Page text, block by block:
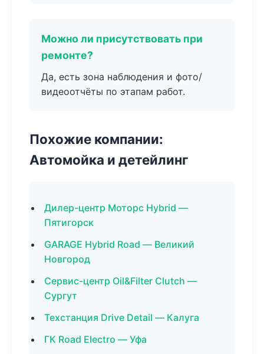
Можно ли присутствовать при
ремонте?
Да, есть зона наблюдения и фото/
видеоотчёты по этапам работ.
Похожие компании:
Автомойка и детейлинг
Дилер-центр Моторс Hybrid —
Пятигорск
GARAGE Hybrid Road — Великий
Новгород
Сервис-центр Oil&Filter Clutch —
Сургут
Техстанция Drive Detail — Калуга
ГК Road Electro — Уфа